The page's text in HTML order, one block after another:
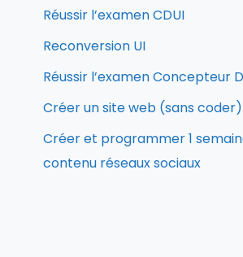
Réussir l’examen CDUI
Reconversion UI
Réussir l’examen Concepteur
Créer un site web (sans coder)
Créer et programmer 1
contenu réseaux sociaux